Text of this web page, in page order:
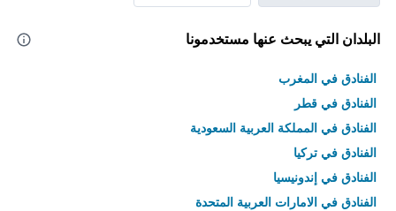
البلدان التي يبحث عنها مستخدمونا
الفنادق في المغرب
الفنادق في قطر
الفنادق في المملكة العربية السعودية
الفنادق في تركيا
الفنادق في إندونيسيا
الفنادق في الامارات العربية المتحدة